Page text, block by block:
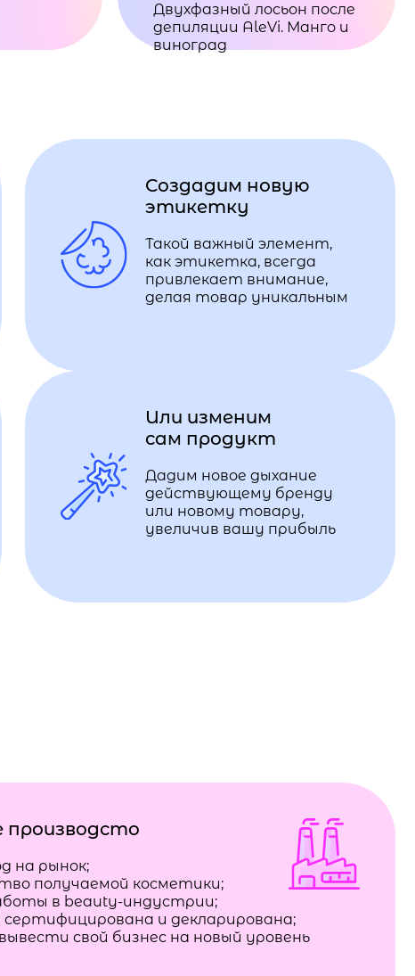
Двухфазный лосьон после
депиляции AleVi. Манго и
виноград
Создадим новую
этикетку
Такой важный элемент,
как этикетка, всегда
привлекает внимание,
делая товар уникальным
Или изменим
сам продукт
Дадим новое дыхание
действующему бренду
или новому товару,
увеличив вашу прибыль
на рынок;
получаемой косметики;
в beauty-индустрии;
сертифицирована и декларирована;
свой бизнес на новый уровень